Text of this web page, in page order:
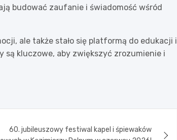
budować zaufanie i świadomość wśród
ale także stało się platformą do edukacji i
są kluczowe, aby zwiększyć zrozumienie i
60. jubileuszowy festiwal kapel i śpiewaków